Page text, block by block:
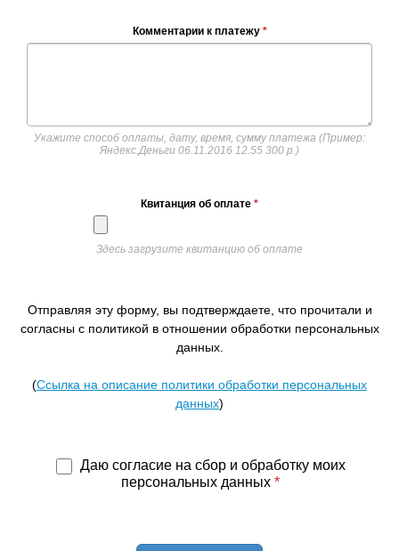
Комментарии к платежу *
Укажите способ оплаты, дату, время, сумму платежа (Пример:
Яндекс.Деньги 06.11.2016 12.55 300 р.)
Квитанция об оплате *
Здесь загрузите квитанцию об оплате
Отправляя эту форму, вы подтверждаете, что прочитали и
согласны с политикой в отношении обработки персональных
данных.
(Ссылка на описание политики обработки персональных
данных)
Даю согласие на сбор и обработку моих
персональных данных *